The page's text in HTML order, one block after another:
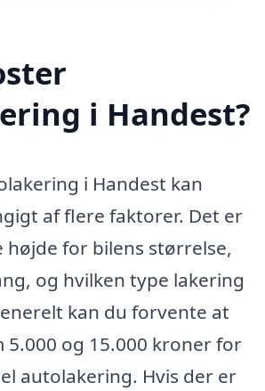
i Handest?
i Handest kan
af flere faktorer. Det er
for bilens størrelse,
og hvilken type lakering
kan du forvente at
5.000 og 15.000 kroner for
autolakering. Hvis der er